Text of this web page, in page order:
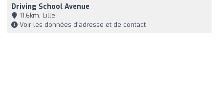
Driving School Avenue
11,6km, Lille
Voir les données d'adresse et de contact